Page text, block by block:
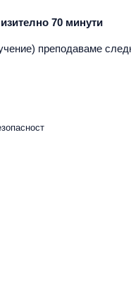
70 минути
преподаваме